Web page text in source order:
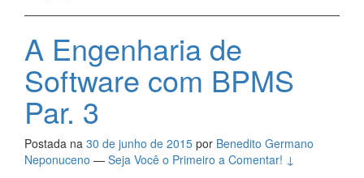
A Engenharia de
Software com BPMS
Par. 3
Postada na 30 de junho de 2015 por Benedito Germano
Neponuceno — Seja Você o Primeiro a Comentar! ↓